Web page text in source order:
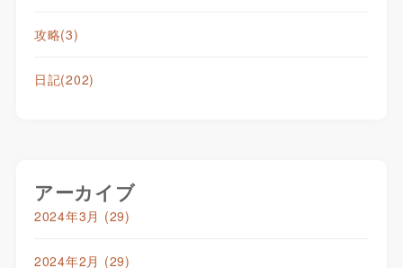
攻略(3)
日記(202)
アーカイブ
2024年3月 (29)
2024年2月 (29)